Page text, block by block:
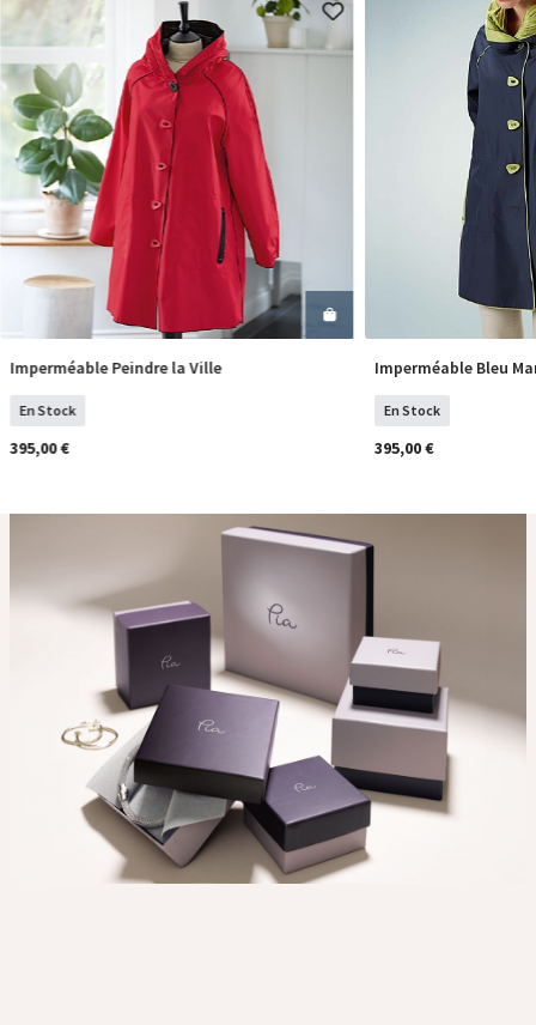
Sélectionner Tailles
Imperméable Peindre la Ville
En Stock
395,00 €
Imperméable Bleu
En Stock
395,00 €